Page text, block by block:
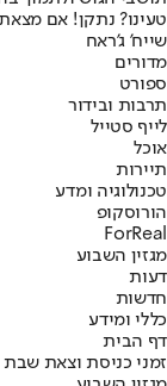
טעינו? נתקן! אם
שייח' ג'ראח
מדורים
ספורט
תרבות ובידור
לייף סטייל
אוכל
תיירות
טכנולוגיה ומדע
הורוסקופ
ForReal
מגזין השבוע
דעות
חדשות
כללי ומידע
דף הבית
זמני כניסת וצאת שבת